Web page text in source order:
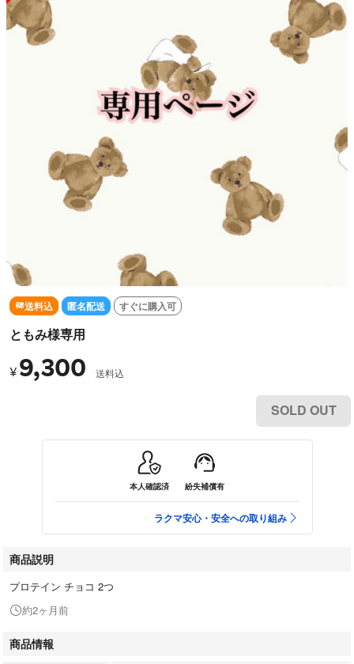
送料込 匿名配送 すぐに購入可
ともみ様専用
¥ 9,300 送料込
SOLD OUT
本人確認済 紛失補償有
ラクマ安心・安全への取り組み
商品説明
プロテイン チョコ 2つ
約2ヶ月前
商品情報